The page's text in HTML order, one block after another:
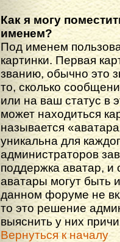
Как я могу
именем?
Под именем
картинки. Первая
званию, обычно это
то, сколько
или на ваш статус в
может находиться
называется
уникальна для
администраторов
поддержка аватар, и
аватары могут быть
данном форуме не
то это решение
выяснить у них
Вернуться к началу